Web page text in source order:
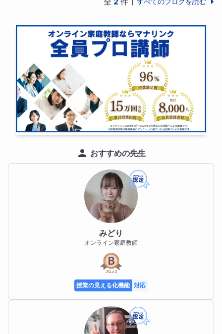
そして、それを手伝ってあげられる自分も。
幼いころからひとりでやっていて、「どうやって勉強
するの？」と聞かれたりしましたが、やり方がわから
ない、ということはなかったのです。
勉強はわたしの心の支え、アイデンティティー、わた
しそのものです。
大学生のころに家庭教師を始め、教員免許をふたつ取
り、教職に就き、マナリンクさんを知って、オンライ
ン家庭教師の仕事を始められたことに、深い喜びを感
名選手名監督ならず、と言いますが、わたしは勉強に
関しては、両方であるようです。（それはわたしに数
学を教えてくださった先生や、たくさんの生徒たちか
らいただいた言葉でわかりました）
自分の才能を、爪に絵を描くことに昇華させたネイリ
ストさんのように、彼女とは違う道筋で、勉強という
天職がわかったわたしは、自分の文章力や画力を、ご
家庭への授業報告や、数学のグラフや図を描くことに
論より証拠です。わたしと勉強してみませんか。もち
ろん相性もあると思います。でも、もし、話しやすい
先生だな、と思っていただけたら、一緒に成績アップ
おすすめの先生
みどり
オンライン家庭教師
授業の見える化機能 対応